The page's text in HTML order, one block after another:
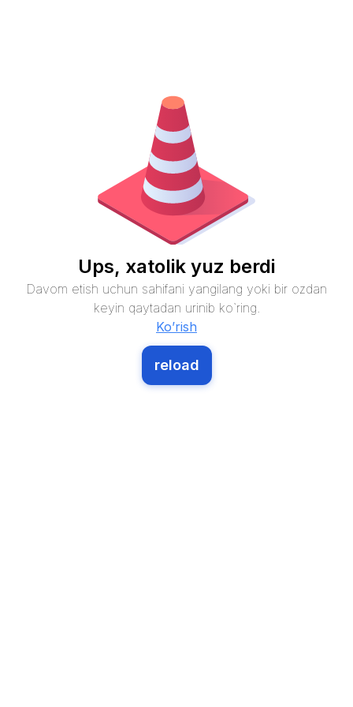
Ups, xatolik yuz berdi
Davom etish uchun sahifani yangilang yoki bir ozdan
keyin qaytadan urinib ko`ring.
Ko’rish
reload